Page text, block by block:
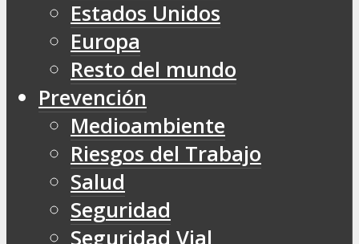
Estados Unidos
Europa
Resto del mundo
Prevención
Medioambiente
Riesgos del Trabajo
Salud
Seguridad
Seguridad Vial